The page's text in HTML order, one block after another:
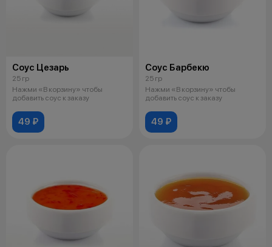
Соус Цезарь
25 гр
Нажми «В корзину» чтобы
добавить соус к заказу
49 ₽
Соус Барбекю
25 гр
Нажми «В корзину» чтобы
добавить соус к заказу
49 ₽